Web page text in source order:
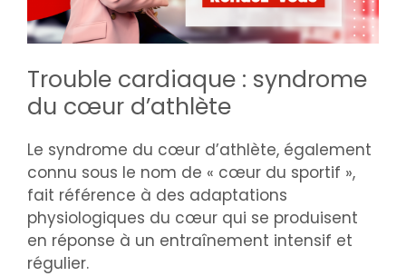
Trouble cardiaque : syndrome
du cœur d’athlète
Le syndrome du cœur d’athlète, également
connu sous le nom de « cœur du sportif »,
fait référence à des adaptations
physiologiques du cœur qui se produisent
en réponse à un entraînement intensif et
régulier.